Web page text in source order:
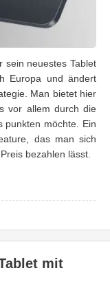
neuestes Tablet
Europa und ändert
Man bietet hier
vor allem durch die
möchte. Ein
das man sich
bezahlen lässt.
mit